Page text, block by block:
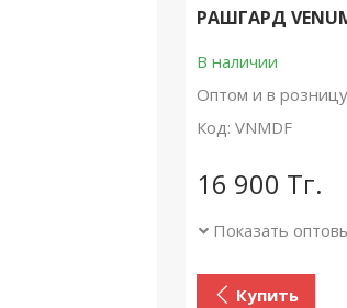
РАШГАРД
В наличии
Оптом и в розницу
Код: VNMDF
16 900 Тг.
Показать
Купить